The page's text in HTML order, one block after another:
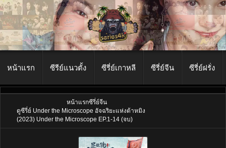
หน้าแรก ซีรีย์แนวตั้ง ซีรี่ย์เกาหลี ซีรี่ย์จีน ซีรี่ย์ฝรั่ง
หน้าแรกซีรี่ย์จีน
ดูซีรี่ย์ Under the Microscope อัจฉริยะแห่งต้าหมิง
(2023) Under the Microscope EP.1-14 (จบ)